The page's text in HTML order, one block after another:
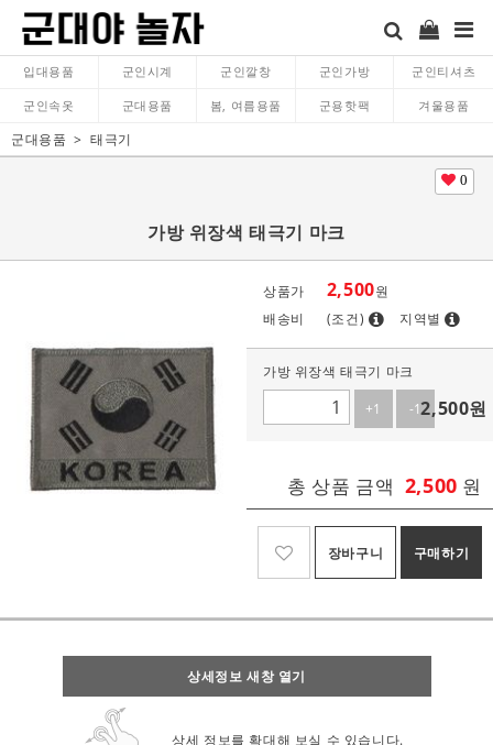
입대용품 군인시계 군인깔창 군인가방 군인티셔츠
군인속옷 군대용품 봄, 여름용품 군용핫팩 겨울용품
군대용품 태극기
0
가방 위장색 태극기 마크
상품가 2,500원
배송비
(조건) 지역별
가방 위장색 태극기 마크
+1
-12,500원
총 상품 금액 2,500 원
장바구니 구매하기
상세정보 새창 열기
상세 정보를 확대해 보실 수 있습니다.